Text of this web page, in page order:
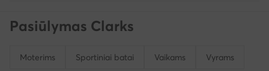
Pasiūlymas Clarks
Moterims Sportiniai batai Vaikams Vyrams